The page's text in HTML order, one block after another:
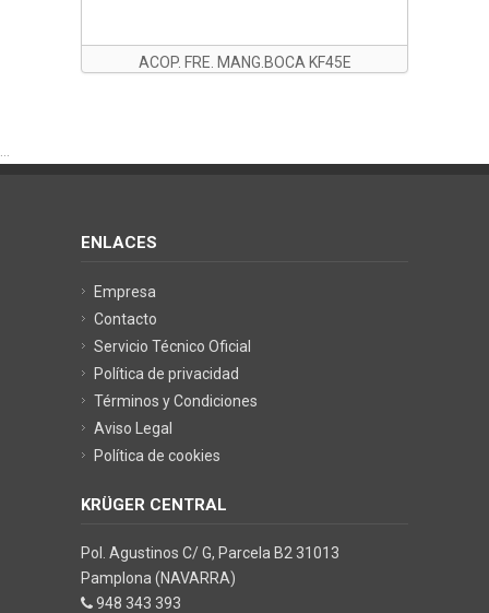
ACOP. FRE. MANG.BOCA KF45E
ENLACES
Empresa
Contacto
Servicio Técnico Oficial
Política de privacidad
Términos y Condiciones
Aviso Legal
Política de cookies
KRÜGER CENTRAL
Pol. Agustinos C/ G, Parcela B2 31013
Pamplona (NAVARRA)
948 343 393